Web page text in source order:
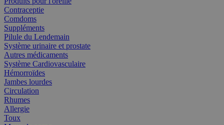
Contraceptie
Comdoms
Suppléments
Pilule du Lendemain
Système urinaire et prostate
Autres médicaments
Système Cardiovasculaire
Hémorroïdes
Jambes lourdes
Circulation
Rhumes
Allergie
Toux